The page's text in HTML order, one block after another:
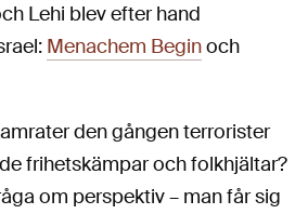
Lehi blev efter hand
Menachem Beginoch
den gången terrorister
frihetskämpar och folkhjältar?
om perspektiv – man får sig